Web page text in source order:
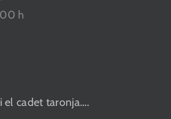
h
el cadet taronja….